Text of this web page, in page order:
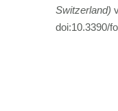
Switzerland)
doi:10.3390/